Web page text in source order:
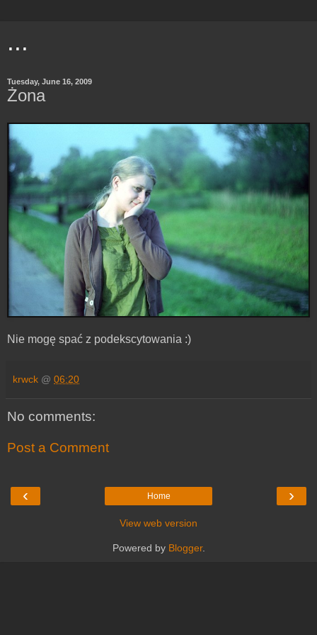
...
Tuesday, June 16, 2009
Żona
Nie mogę spać z podekscytowania :)
krwck @ 06:20
No comments:
Post a Comment
‹ ›
Home
View web version
Powered by Blogger.